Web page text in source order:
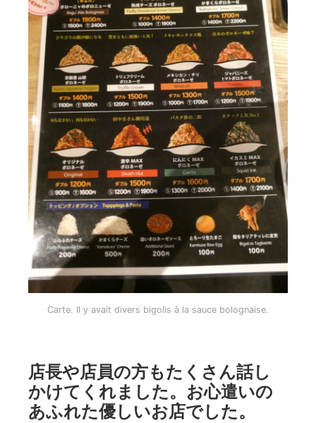
Carte. Il y avait divers bigolis à la sauce bolognaise.
店長や店員の方もたくさん話し
かけてくれました。お心遣いの
あふれた優しいお店でした。